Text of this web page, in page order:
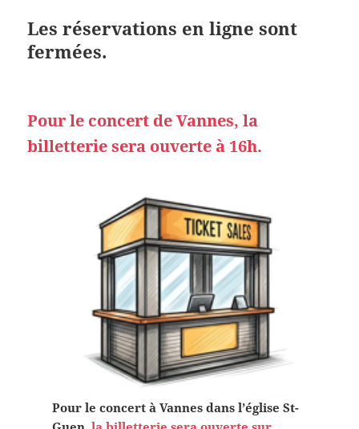
Les réservations en ligne sont
fermées.
Pour le concert de Vannes, la
billetterie sera ouverte à 16h.
Pour le concert à Vannes dans l’église St-